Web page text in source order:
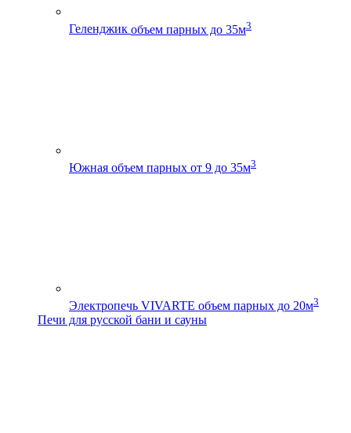
Геленджик объем парных до 35м3
Южная объем парных от 9 до 35м3
Электропечь VIVARTE объем парных до 20м3
Печи для русской бани и сауны